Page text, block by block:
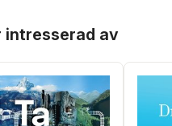
intresserad av